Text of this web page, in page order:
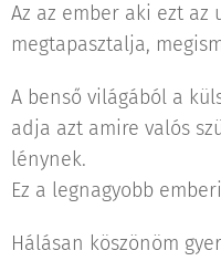
Az az ember aki ezt az
megtapasztalja,
A benső világából a
adja azt amire valós
lénynek.
Ez a legnagyobb
Hálásan köszönöm